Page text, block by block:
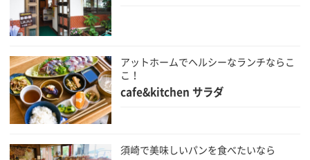
アットホームでヘルシーなランチならこ
こ！
cafe&kitchen サラダ
須崎で美味しいパンを食べたいなら